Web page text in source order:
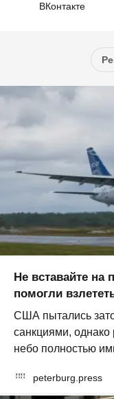
ВКонтакте
Не вставайте
помогли
США пытались
санкциями,
небо полностью
peterburg.press